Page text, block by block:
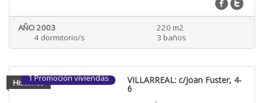
AÑO 2003
220 m2
4 dormitorio/s
3 baños
1 Promoción viviendas VILLARREAL: c/Joan Fuster, 4-
6
Historico